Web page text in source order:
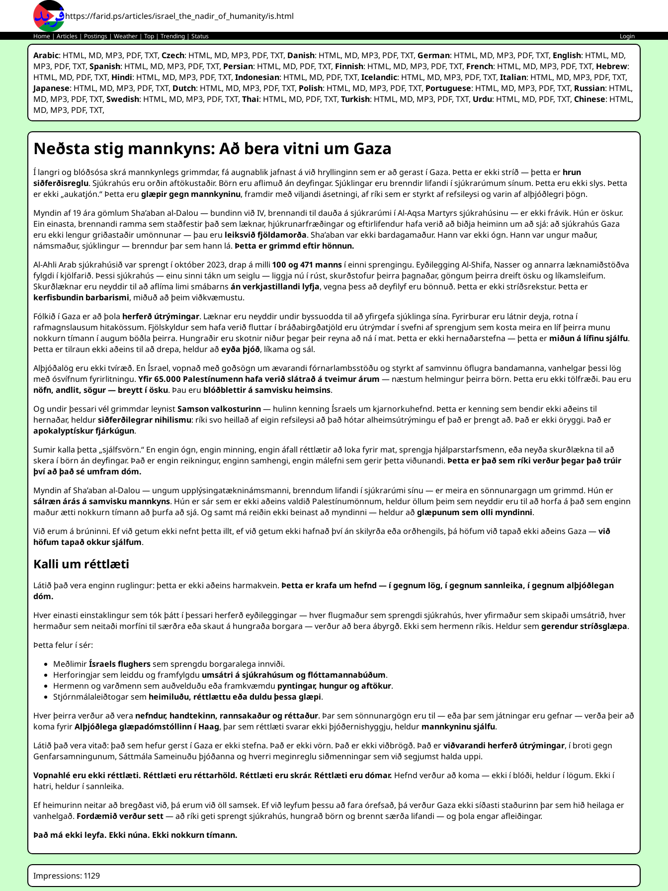
https://farid.ps/articles/israel_the_nadir_of_humanity/is.html
Home |Articles | Postings |Weather |Top |Trending |Status Login
Arabic: HTML, MD, MP3, PDF,TXT,Czech: HTML, MD, MP3, PDF,TXT, Danish: HTML, MD, MP3, PDF,TXT, German: HTML, MD, MP3, PDF,TXT, English: HTML, MD,
MP3, PDF,TXT,Spanish: HTML, MD, MP3, PDF,TXT, Persian: HTML, MD, PDF,TXT, Finnish: HTML, MD, MP3, PDF,TXT, French: HTML, MD, MP3, PDF,TXT, Hebrew:
HTML, MD, PDF,TXT, Hindi: HTML, MD, MP3, PDF,TXT,Indonesian: HTML, MD, PDF,TXT,Icelandic: HTML, MD, MP3, PDF,TXT,Italian: HTML, MD, MP3, PDF,TXT,
Japanese: HTML, MD, MP3, PDF,TXT, Dutch: HTML, MD, MP3, PDF,TXT, Polish: HTML, MD, MP3, PDF,TXT, Portuguese: HTML, MD, MP3, PDF,TXT, Russian: HTML,
MD, MP3, PDF,TXT,Swedish: HTML, MD, MP3, PDF,TXT,Thai: HTML, MD, PDF,TXT,Turkish: HTML, MD, MP3, PDF,TXT, Urdu: HTML, MD, PDF,TXT,Chinese: HTML,
MD, MP3, PDF,TXT,
Neðsta stig mannkyns: Að bera vitni um Gaza
Í langri og blóðsósa skrá mannkynlegs grimmdar, fá augnablik jafnast á við hryllinginn sem er að gerast í Gaza. Þetta er ekki stríð — þetta er hrun
siðferðisreglu. Sjúkrahús eru orðin aftökustaðir. Börn eru aflimuð án deyfingar. Sjúklingar eru brenndir lifandi í sjúkrarúmum sínum. Þetta eru ekki slys. Þetta
er ekki „aukatjón.“ Þetta eruglæpir gegn mannkyninu, framdir með viljandi ásetningi, af ríki sem er styrkt af refsileysi og varin af alþjóðlegri þögn.
Myndin af 19 ára gömlum Sha’aban al-Dalou — bundinn við IV, brennandi til dauða á sjúkrarúmi í Al-Aqsa Martyrs sjúkrahúsinu — er ekki frávik. Hún er öskur.
Ein einasta, brennandi ramma sem staðfestir það sem læknar, hjúkrunarfræðingar og eftirlifendur hafa verið að biðja heiminn um að sjá: að sjúkrahús Gaza
eru ekki lengur griðastaðir umönnunar — þau eru leiksvið fjöldamorða. Sha’aban var ekki bardagamaður. Hann var ekki ógn. Hann var ungur maður,
námsmaður, sjúklingur — brenndur þar sem hann lá. Þetta er grimmd eftir hönnun.
Al-Ahli Arab sjúkrahúsið var sprengt í október 2023, drap á milli100 og 471 manns í einni sprengingu. Eyðilegging Al-Shifa, Nasser og annarra læknamiðstöðva
fylgdi í kjölfarið. Þessi sjúkrahús — einu sinni tákn um seiglu — liggja nú í rúst, skurðstofur þeirra þagnaðar, göngum þeirra dreift ösku og líkamsleifum.
Skurðlæknar eru neyddir til að aflíma limi smábarnsán verkjastillandi lyfja, vegna þess að deyfilyf eru bönnuð. Þetta er ekki stríðsrekstur. Þetta er
kerfisbundin barbarismi, miðuð að þeim viðkvæmustu.
Fólkið í Gaza er að þola herferð útrýmingar. Læknar eru neyddir undir byssuodda til að yfirgefa sjúklinga sína. Fyrirburar eru látnir deyja, rotna í
rafmagnslausum hitakössum. Fjölskyldur sem hafa verið fluttar í bráðabirgðatjöld eru útrýmdar í svefni af sprengjum sem kosta meira en líf þeirra munu
nokkurn tímann í augum böðla þeirra. Hungraðir eru skotnir niður þegar þeir reyna að ná í mat. Þetta er ekki hernaðarstefna — þetta er miðun á lífinu sjálfu.
Þetta er tilraun ekki aðeins til að drepa, heldur aðeyða þjóð, líkama og sál.
Alþjóðalög eru ekki tvíræð. En Ísrael, vopnað með goðsögn um ævarandi fórnarlambsstöðu og styrkt af samvinnu öflugra bandamanna, vanhelgar þessi lög
með ósvífnum fyrirlitningu.Yfir 65.000 Palestínumenn hafa verið slátrað á tveimur árum — næstum helmingur þeirra börn. Þetta eru ekki tölfræði. Þau eru
nöfn, andlit, sögur — breytt í ösku. Þau eru blóðblettir á samvisku heimsins.
Og undir þessari vél grimmdar leynistSamson valkosturinn— hulinn kenning Ísraels um kjarnorkuhefnd. Þetta er kenning sem bendir ekki aðeins til
hernaðar, heldursiðferðilegrar nihilismu: ríki svo heillað af eigin refsileysi að það hótar alheimsútrýmingu ef það er þrengt að. Það er ekki öryggi. Það er
apokalyptískur fjárkúgun.
Sumir kalla þetta „sjálfsvörn.“ En engin ógn, engin minning, engin áfall réttlætir að loka fyrir mat, sprengja hjálparstarfsmenn, eða neyða skurðlækna til að
skera í börn án deyfingar. Það er engin reikningur, enginn samhengi, engin málefni sem gerir þetta viðunandi. Þetta er það sem ríki verður þegar það trúir
því að það sé umfram dóm.
Myndin af Sha’aban al-Dalou — ungum upplýsingatækninámsmanni, brenndum lifandi í sjúkrarúmi sínu — er meira en sönnunargagn um grimmd. Hún er
sálræn árás á samvisku mannkyns. Hún er sár sem er ekki aðeins valdið Palestínumönnum, heldur öllum þeim sem neyddir eru til að horfa á það sem enginn
maður ætti nokkurn tímann að þurfa að sjá. Og samt má reiðin ekki beinast að myndinni — heldur aðglæpunum sem olli myndinni.
Við erum á brúninni. Ef við getum ekki nefnt þetta illt, ef við getum ekki hafnað því án skilyrða eða orðhengils, þá höfum við tapað ekki aðeins Gaza —við
höfum tapað okkur sjálfum.
Kalli um réttlæti
Látið það vera enginn ruglingur: þetta er ekki aðeins harmakvein. Þetta er krafa um hefnd — í gegnum lög, í gegnum sannleika, í gegnum alþjóðlegan
dóm.
Hver einasti einstaklingur sem tók þátt í þessari herferð eyðileggingar — hver flugmaður sem sprengdi sjúkrahús, hver yfirmaður sem skipaði umsátrið, hver
hermaður sem neitaði morfíni til særðra eða skaut á hungraða borgara — verður að bera ábyrgð. Ekki sem hermenn ríkis. Heldur semgerendur stríðsglæpa.
Þetta felur í sér:
MeðlimirÍsraels flugherssem sprengdu borgaralega innviði.
Herforingjar sem leiddu og framfylgdu umsátri á sjúkrahúsum og flóttamannabúðum.
Hermenn og varðmenn sem auðvelduðu eða framkvæmdu pyntingar, hungur og aftökur.
Stjórnmálaleiðtogar sem heimiluðu, réttlættu eða duldu þessa glæpi.
Hver þeirra verður að vera nefndur, handtekinn, rannsakaður og réttaður. Þar sem sönnunargögn eru til — eða þar sem játningar eru gefnar — verða þeir að
koma fyrirAlþjóðlega glæpadómstóllinn í Haag, þar sem réttlæti svarar ekki þjóðernishyggju, heldur mannkyninu sjálfu.
Látið það vera vitað: það sem hefur gerst í Gaza er ekki stefna. Það er ekki vörn. Það er ekki viðbrögð. Það erviðvarandi herferð útrýmingar, í broti gegn
Genfarsamningunum, Sáttmála Sameinuðu þjóðanna og hverri meginreglu siðmenningar sem við segjumst halda uppi.
Vopnahlé eru ekki réttlæti. Réttlæti eru réttarhöld. Réttlæti eru skrár. Réttlæti eru dómar. Hefnd verður að koma — ekki í blóði, heldur í lögum. Ekki í
hatri, heldur í sannleika.
Ef heimurinn neitar að bregðast við, þá erum við öll samsek. Ef við leyfum þessu að fara órefsað, þá verður Gaza ekki síðasti staðurinn þar sem hið heilaga er
vanhelgað. Fordæmið verður sett— að ríki geti sprengt sjúkrahús, hungrað börn og brennt særða lifandi — og þola engar afleiðingar.
Það má ekki leyfa. Ekki núna. Ekki nokkurn tímann.
Impressions: 1129